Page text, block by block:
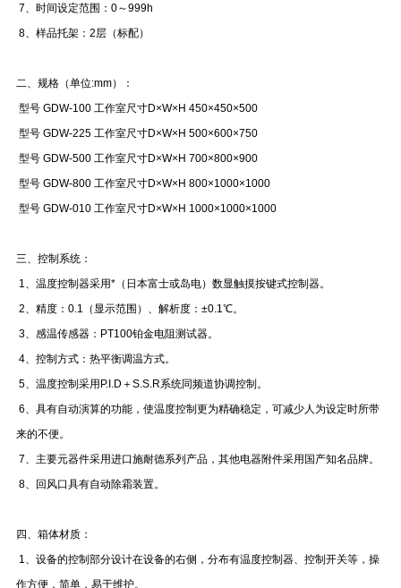
7、时间设定范围：0～999h
8、样品托架：2层（标配）
二、规格（单位:mm）：
型号 GDW-100 工作室尺寸D×W×H 450×450×500
型号 GDW-225 工作室尺寸D×W×H 500×600×750
型号 GDW-500 工作室尺寸D×W×H 700×800×900
型号 GDW-800 工作室尺寸D×W×H 800×1000×1000
型号 GDW-010 工作室尺寸D×W×H 1000×1000×1000
三、控制系统：
1、温度控制器采用*（日本富士或岛电）数显触摸按键式控制器。
2、精度：0.1（显示范围）、解析度：±0.1℃。
3、感温传感器：PT100铂金电阻测试器。
4、控制方式：热平衡调温方式。
5、温度控制采用P.I.D＋S.S.R系统同频道协调控制。
6、具有自动演算的功能，使温度控制更为精确稳定，可减少人为设定时所带
来的不便。
7、主要元器件采用进口施耐德系列产品，其他电器附件采用国产知名品牌。
8、回风口具有自动除霜装置。
四、箱体材质：
1、设备的控制部分设计在设备的右侧，分布有温度控制器、控制开关等，操
作方便，简单，易于维护。